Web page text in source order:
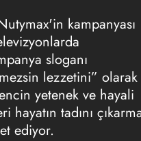
kampanyası
sloganı
lezzetini” olarak
yetenek ve hayali
tadını
ediyor.